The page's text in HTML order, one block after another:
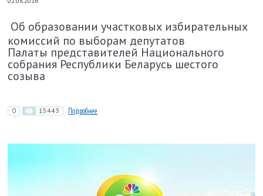
Об образовании участковых избирательных
комиссий по выборам депутатов
Палаты представителей Национального
собрания Республики Беларусь шестого
созыва
0 15443 Подробнее